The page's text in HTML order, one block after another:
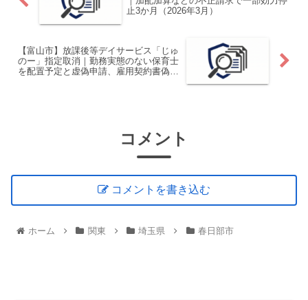
止3か月（2026年3月）
【富山市】放課後等デイサービス「じゅ
のー」指定取消｜勤務実態のない保育士
を配置予定と虚偽申請、雇用契約書偽造
コメント
コメントを書き込む
ホーム 関東 埼玉県 春日部市